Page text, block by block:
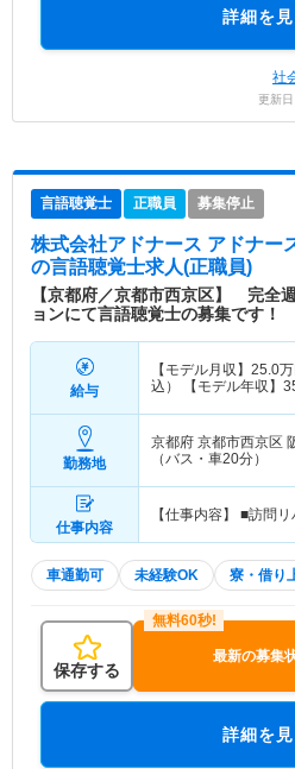
詳細を見
社
更新
言語聴覚士 正職員 募集停止
株式会社アドナース アドナー
の言語聴覚士求人(正職員)
【京都府／京都市西京区】 完全
ョンにて言語聴覚士の募集です！
給与
【モデル月収】 25.0
込） 【モデル年収】
勤務地
京都府 京都市西京区
（バス・車20分）
仕事内容
【仕事内容】 ■訪問
車通勤可 未経験OK 寮・借り
保存する
最新の募集
詳細を見